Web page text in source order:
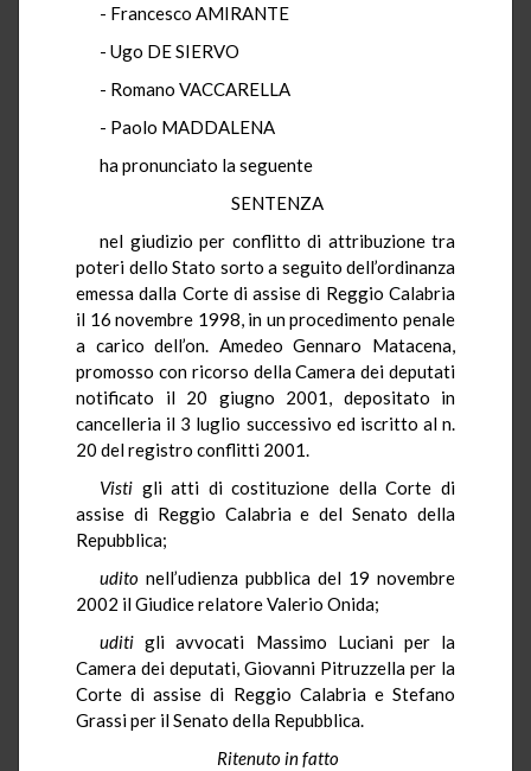
- Francesco AMIRANTE
- Ugo DE SIERVO
- Romano VACCARELLA
- Paolo MADDALENA
ha pronunciato la seguente
SENTENZA
nel giudizio per conflitto di attribuzione tra
poteri dello Stato sorto a seguito dell’ordinanza
emessa dalla Corte di assise di Reggio Calabria
il 16 novembre 1998, in un procedimento penale
a carico dell’on. Amedeo Gennaro Matacena,
promosso con ricorso della Camera dei deputati
notificato il 20 giugno 2001, depositato in
cancelleria il 3 luglio successivo ed iscritto al n.
20 del registro conflitti 2001.
Visti gli atti di costituzione della Corte di
assise di Reggio Calabria e del Senato della
Repubblica;
udito nell’udienza pubblica del 19 novembre
2002 il Giudice relatore Valerio Onida;
uditi gli avvocati Massimo Luciani per la
Camera dei deputati, Giovanni Pitruzzella per la
Corte di assise di Reggio Calabria e Stefano
Grassi per il Senato della Repubblica.
Ritenuto in fatto